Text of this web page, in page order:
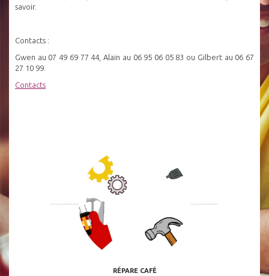
savoir.
Contacts :
Gwen au 07 49 69 77 44, Alain au 06 95 06 05 83 ou Gilbert au 06 67
27 10 99.
Contacts
RÉPARE CAFÉ